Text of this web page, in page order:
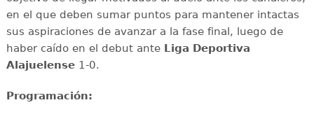
en el que deben sumar puntos para mantener intactas
sus aspiraciones de avanzar a la fase final, luego de
haber caído en el debut ante Liga Deportiva
Alajuelense1-0.
Programación: